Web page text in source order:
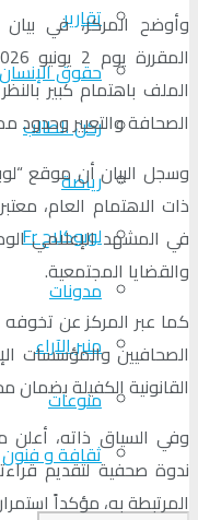
تقارير
حقوق الإنسان
ركن الطالب
رياضة
لوبوكلاج Fr
مدونات
منبر الآراء
منوعات
ثقافة و فنون
وأوضح المركز، في
الملف باهتمام كبير
الصحافة والتعبير وحدود
وسجل البيان أن موقع
ذات الاهتمام العام،
في المشهد الإعلامي
والقضايا المجتمعية.
كما عبر المركز عن
الصحافيين والمؤسسات
القانونية الكفيلة
وفي السياق ذاته، أعلن
ندوة صحفية لتقديم
المرتبطة به، مؤكداً